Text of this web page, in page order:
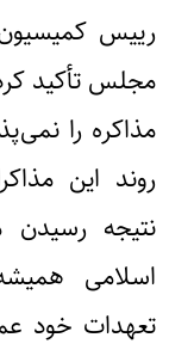
رییس
مجلس تأکید
مذاکره را
روند این
نتیجه
اسلامی
تعهدات خود